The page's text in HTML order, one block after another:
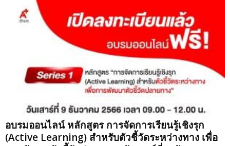
อบรมออนไลน์ หลักสูตร การจัดการเรียนรู้เชิงรุก
(Active Learning) สำหรับตัวชี้วัดระหว่างทาง เพื่อ